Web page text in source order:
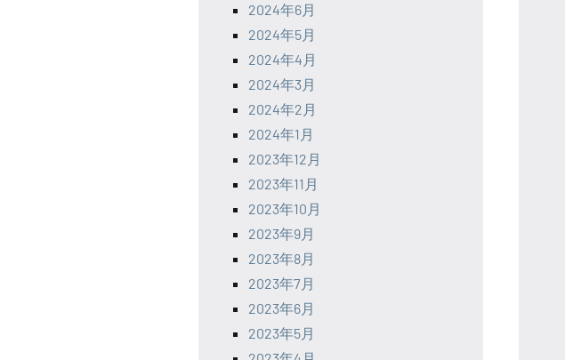
2024年6月
2024年5月
2024年4月
2024年3月
2024年2月
2024年1月
2023年12月
2023年11月
2023年10月
2023年9月
2023年8月
2023年7月
2023年6月
2023年5月